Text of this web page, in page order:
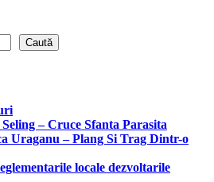
Caută
– Cruce Sfanta Parasita
Uraganu – Plang Si Trag Dintr-o
locale dezvoltarile